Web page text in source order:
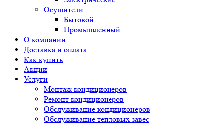
Осушители
Бытовой
Промышленный
О компании
Доставка и оплата
Как купить
Акции
Услуги
Монтаж кондиционеров
Ремонт кондиционеров
Обслуживание кондиционеров
Обслуживание тепловых завес